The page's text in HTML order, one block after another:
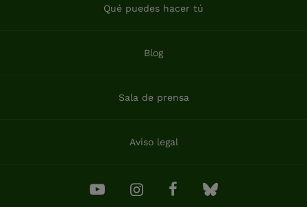
Qué puedes hacer tú
Blog
Sala de prensa
Aviso legal